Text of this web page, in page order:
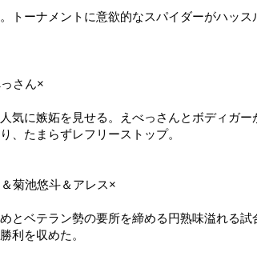
ーナメントに意欲的なスパイダーがハッ
さん×
に嫉妬を見せる。えべっさんとボディガ
、たまらずレフリーストップ。
菊池悠斗＆アレス×
ベテラン勢の要所を締める円熟味溢れる試
利を収めた。